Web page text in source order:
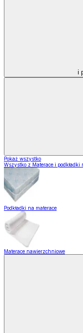
i
Pokaż wszystko
Wszystko z Materace i podkładki
Podkładki na materace
Materace nawierzchniowe